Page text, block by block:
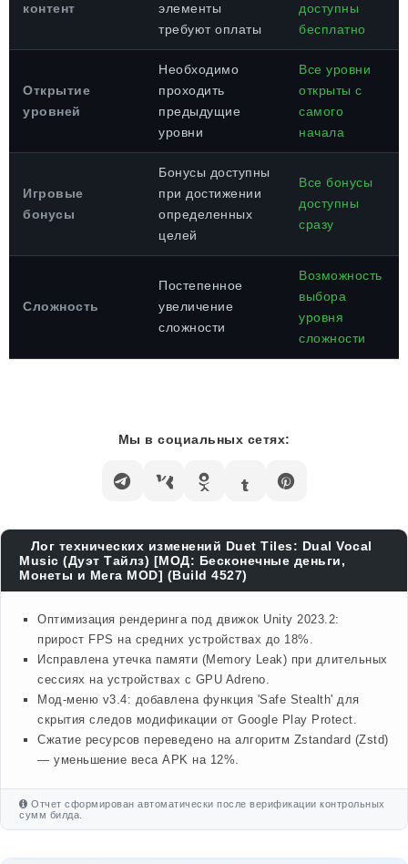
контент
элементы
требуют оплаты
доступны
бесплатно
Открытие
уровней
Необходимо
проходить
предыдущие
уровни
Все уровни
открыты с
самого
начала
Игровые
бонусы
Бонусы доступны
при достижении
определенных
целей
Все бонусы
доступны
сразу
Сложность
Постепенное
увеличение
сложности
Возможность
выбора
уровня
сложности
Мы в социальных сетях:
Лог технических изменений Duet Tiles: Dual Vocal
Music (Дуэт Тайлз) [МОД: Бесконечные деньги,
Монеты и Мега MOD] (Build 4527)
Оптимизация рендеринга под движок Unity 2023.2:
прирост FPS на средних устройствах до 18%.
Исправлена утечка памяти (Memory Leak) при длительных
сессиях на устройствах с GPU Adreno.
Мод-меню v3.4: добавлена функция 'Safe Stealth' для
скрытия следов модификации от Google Play Protect.
Сжатие ресурсов переведено на алгоритм Zstandard (Zstd)
— уменьшение веса APK на 12%.
Отчет сформирован автоматически после верификации контрольных
сумм билда.